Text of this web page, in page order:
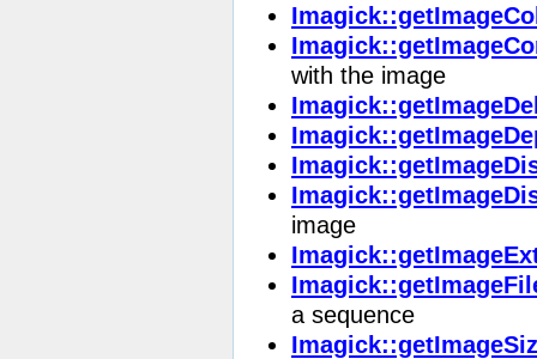
with the image
image
a sequence